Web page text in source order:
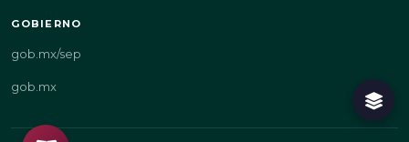
GOBIERNO
gob.mx/sep
gob.mx